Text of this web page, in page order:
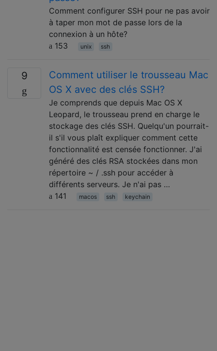
Comment configurer SSH pour ne pas avoir
à taper mon mot de passe lors de la
connexion à un hôte?
153
unix ssh
9
Comment utiliser le trousseau Mac
OS X avec des clés SSH?
Je comprends que depuis Mac OS X
Leopard, le trousseau prend en charge le
stockage des clés SSH. Quelqu'un pourrait-
il s'il vous plaît expliquer comment cette
fonctionnalité est censée fonctionner. J'ai
généré des clés RSA stockées dans mon
répertoire ~ / .ssh pour accéder à
différents serveurs. Je n'ai pas …
141
macos ssh keychain